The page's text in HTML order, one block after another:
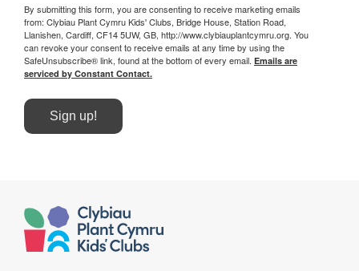
By submitting this form, you are consenting to receive marketing emails
from: Clybiau Plant Cymru Kids' Clubs, Bridge House, Station Road,
Llanishen, Cardiff, CF14 5UW, GB, http://www.clybiauplantcymru.org. You
can revoke your consent to receive emails at any time by using the
SafeUnsubscribe® link, found at the bottom of every email. Emails are
serviced by Constant Contact.
Sign up!